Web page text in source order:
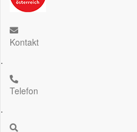
Kontakt
.
Telefon
.